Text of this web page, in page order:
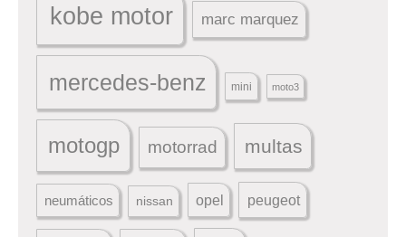
kobe motor marc marquez
mercedes-benz mini moto3
motogp motorrad multas
neumáticos nissan opel peugeot